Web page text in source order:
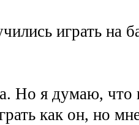
играть на
Но я думаю, что
как он, но